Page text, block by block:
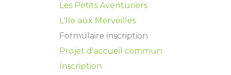
Les Petits Aventuriers
L'Ile aux Merveilles
Formulaire inscription
Projet d'accueil commun
Inscription